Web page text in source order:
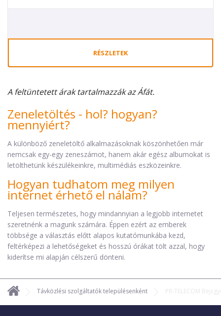
RÉSZLETEK
A feltüntetett árak tartalmazzák az Áfát.
Zeneletöltés - hol? hogyan?
mennyiért?
A különböző zeneletöltő alkalmazásoknak köszönhetően már
nemcsak egy-egy zeneszámot, hanem akár egész albumokat is
letölthetünk készülékeinkre, multimédiás eszközeinkre.
Hogyan tudhatom meg milyen
internet érhető el nálam?
Teljesen természetes, hogy mindannyian a legjobb internetet
szeretnénk a magunk számára. Éppen ezért az emberek
többsége a választás előtt alapos kutatómunkába kezd,
feltérképezi a lehetőségeket és hosszú órákat tölt azzal, hogy
kiderítse mi alapján célszerű dönteni.
Távközlési szolgáltatók településenként PR-TELECOM